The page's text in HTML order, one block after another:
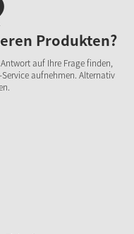
Produkten?
auf Ihre Frage finden,
aufnehmen. Alternativ